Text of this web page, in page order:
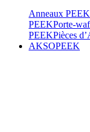
Anneaux
PEEKPorte-
PEEKPièces
AKSOPEEK